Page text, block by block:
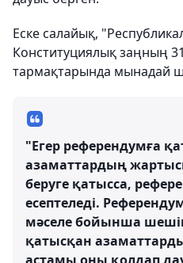
Еске салайық,
Конституциялық заңның
тармақтарында мынадай
"Егер референдумға
азаматтардың
беруге қатысса,
есептеледі.
мәселе бойынша
қатысқан